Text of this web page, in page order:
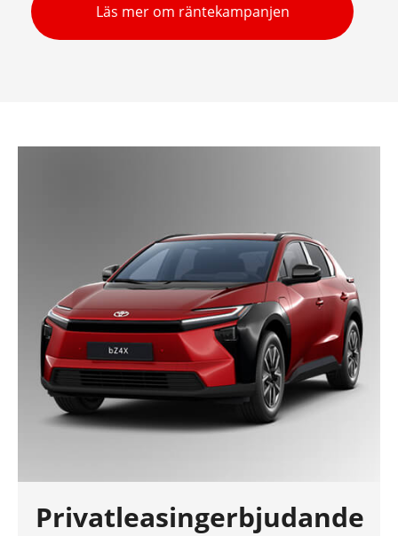
Läs mer om räntekampanjen
Privatleasingerbjudande